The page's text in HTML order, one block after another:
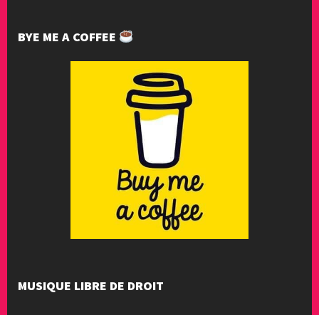
BYE ME A COFFEE
MUSIQUE LIBRE DE DROIT